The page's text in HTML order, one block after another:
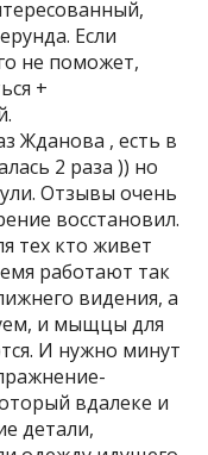
Если
не поможет,
+
Жданова , есть в
2 раза )) но
Отзывы очень
восстановил.
тех кто живет
работают так
видения, а
и мыщцы для
И нужно минут
вдалеке и
детали,